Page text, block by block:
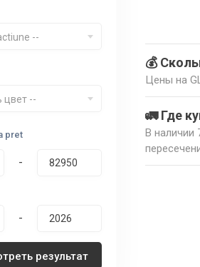
--
цвет --
pret
-
-
результат
💰
Цены на
🚛 Где
В наличии